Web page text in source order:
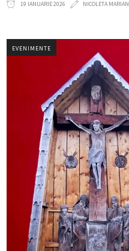
19 IANUARIE 2026 NICOLETA MARIAN
EVENIMENTE